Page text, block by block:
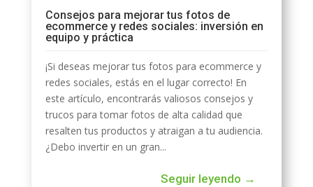
Consejos para mejorar tus fotos de
ecommerce y redes sociales: inversión en
equipo y práctica
¡Si deseas mejorar tus fotos para ecommerce y
redes sociales, estás en el lugar correcto! En
este artículo, encontrarás valiosos consejos y
trucos para tomar fotos de alta calidad que
resalten tus productos y atraigan a tu audiencia.
¿Debo invertir en un gran...
Seguir leyendo →